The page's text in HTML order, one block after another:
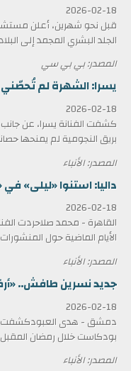
2026-02-18
قبل نحو شهرين، أعلن
الجلد البشري المجمد إلى
المصدر: بي بي سي
يسرا: الشهرة لم
2026-02-18
كشفت الفنانة يسرا، عن
بريق النجومية لم يمنحها
المصدر: الأنباء
داليا: استنوا «ليلى»
2026-02-18
القاهرة - محمد صلاحردت
الأيام الماضية حول
المصدر: الأنباء
جديد نسرين طافش..
2026-02-18
دمشق - هدى العبودكشفت
بودكاست خلال رمضان
المصدر: الأنباء